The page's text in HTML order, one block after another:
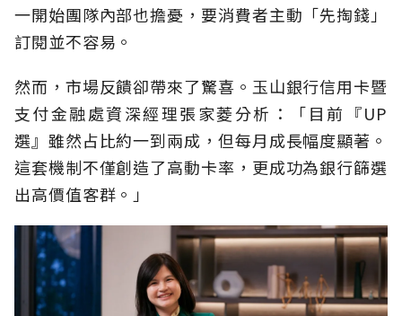
一開始團隊內部也擔憂，要消費者主動「先掏錢」
訂閱並不容易。
然而，市場反饋卻帶來了驚喜。玉山銀行信用卡暨
支付金融處資深經理張家菱分析：「目前『UP
選』雖然占比約一到兩成，但每月成長幅度顯著。
這套機制不僅創造了高動卡率，更成功為銀行篩選
出高價值客群。」